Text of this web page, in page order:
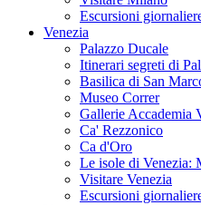
Escursioni
Venezia
Palazzo Ducale
Itinerari segreti di
Basilica di San
Museo Correr
Gallerie Accademia
Ca' Rezzonico
Ca d'Oro
Le isole di Venezia:
Visitare Venezia
Escursioni